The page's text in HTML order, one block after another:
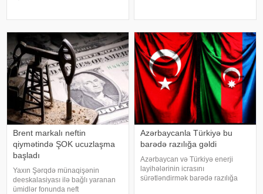
elektron bülletenində əks olunub.
Agentliyi
Nazirliyinin məlumatına görə, artıq
1300-dən çox şəxsin pensiyas
Brent markalı neftin
qiymətində ŞOK ucuzlaşma
başladı
Yaxın Şərqdə münaqişənin
deeskalasiyası ilə bağlı yaranan
ümidlər fonunda neft
Azərbaycanla Türkiyə bu
barədə razılığa gəldi
Azərbaycan və Türkiyə enerji
layihələrinin icrasını
sürətləndirmək barədə razılığa